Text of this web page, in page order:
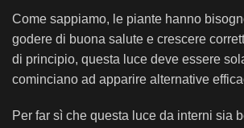
Come sappiamo, le piante hanno
godere di buona salute e crescere
di principio, questa luce deve essere
cominciano ad apparire alternative
Per far sì che questa luce da interni sia